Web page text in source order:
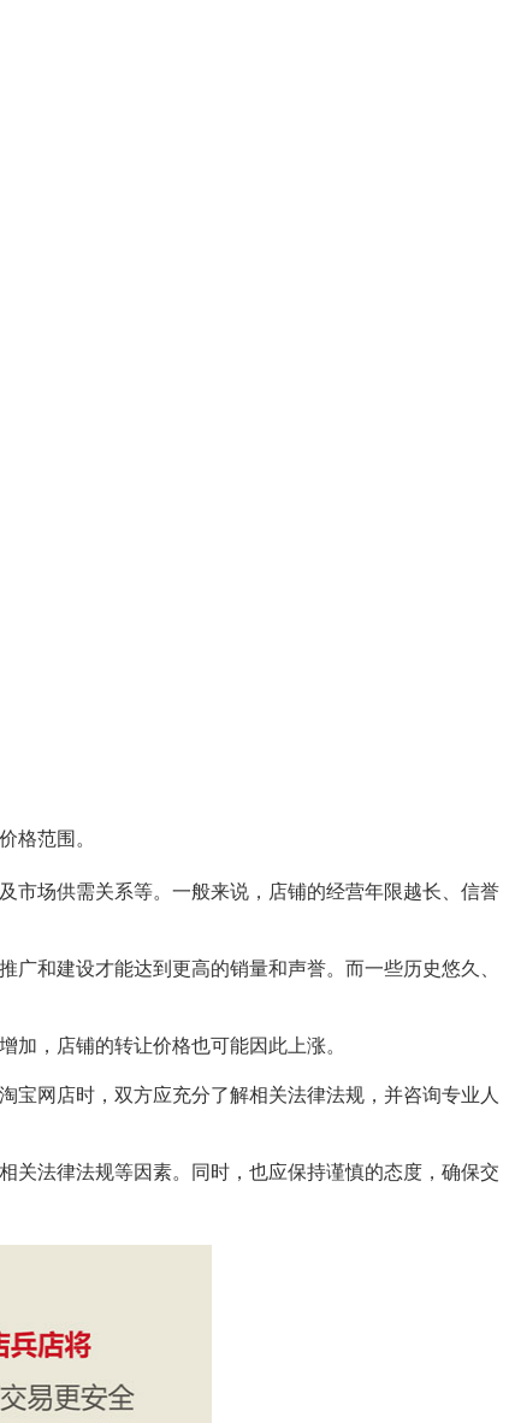
范围。
市场供需关系等。一般来说，店铺的经营年限越长、信誉
和建设才能达到更高的销量和声誉。而一些历史悠久、
，店铺的转让价格也可能因此上涨。
宝网店时，双方应充分了解相关法律法规，并咨询专业人
关法律法规等因素。同时，也应保持谨慎的态度，确保交